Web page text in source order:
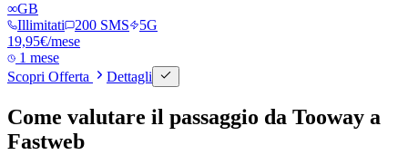
∞GB
Illimitati
200 SMS
5G
19,95€/mese
1 mese
Scopri Offerta
Dettagli
Come valutare il passaggio da Tooway a
Fastweb